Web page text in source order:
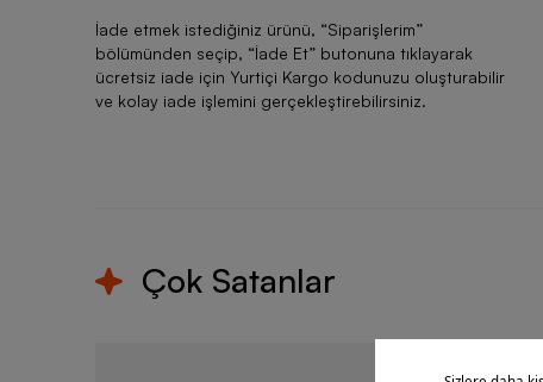
İade etmek istediğiniz ürünü, “Siparişlerim”
bölümünden seçip, “İade Et” butonuna tıklayarak
ücretsiz iade için Yurtiçi Kargo kodunuzu oluşturabilir
ve kolay iade işlemini gerçekleştirebilirsiniz.
Çok Satanlar